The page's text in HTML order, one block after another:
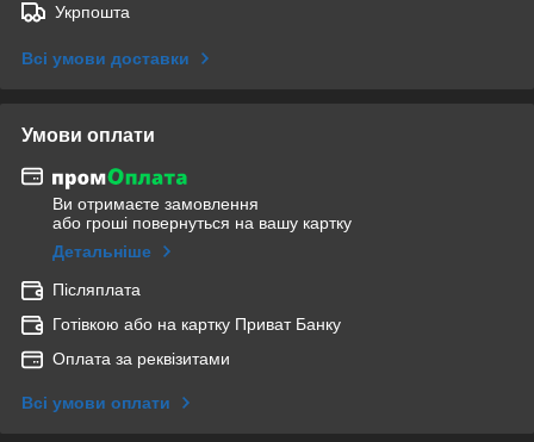
Укрпошта
Всі умови доставки
Умови оплати
Ви отримаєте замовлення
або гроші повернуться на вашу картку
Детальніше
Післяплата
Готівкою або на картку Приват Банку
Оплата за реквізитами
Всі умови оплати